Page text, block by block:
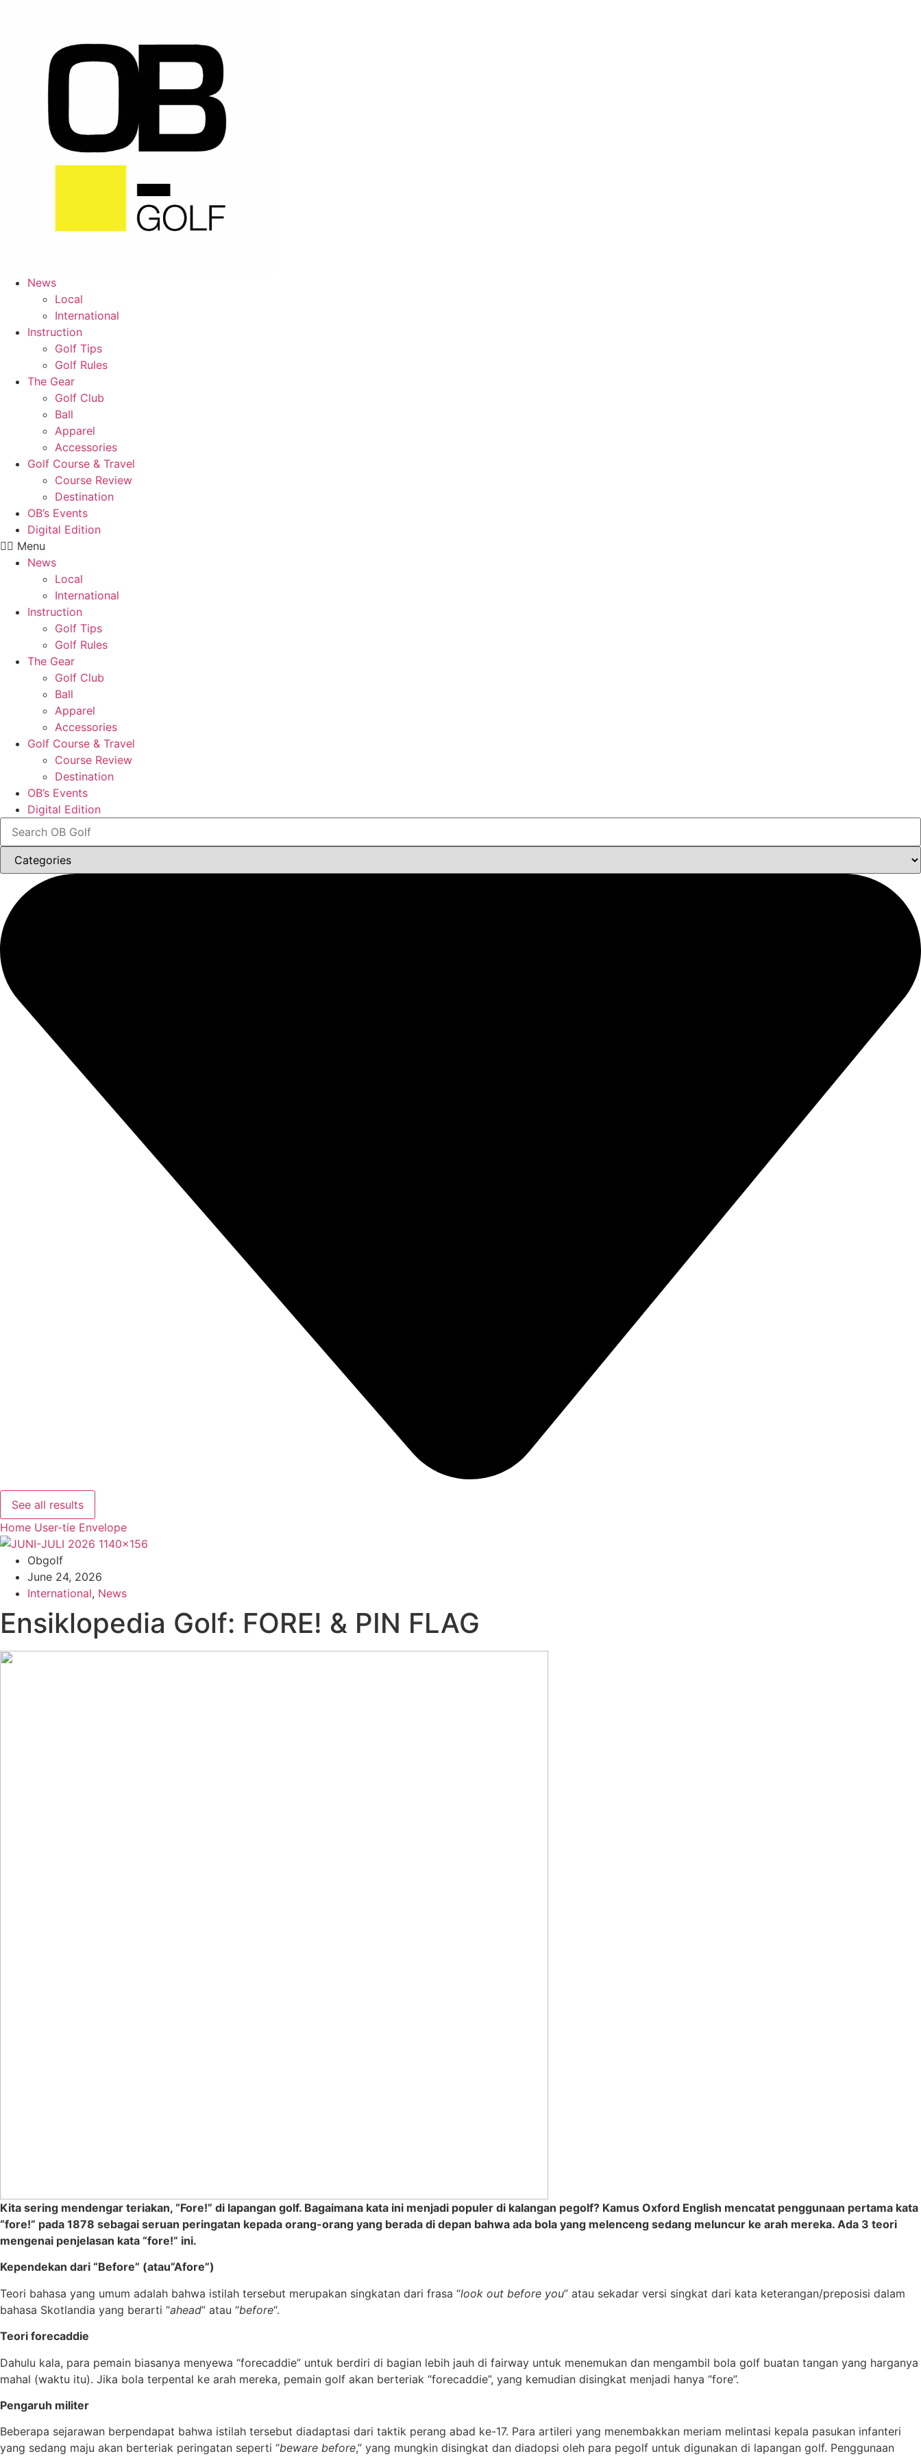
News
Local
International
Instruction
Golf Tips
Golf Rules
The Gear
Golf Club
Ball
Apparel
Accessories
Golf Course & Travel
Course Review
Destination
OB’s Events
Digital Edition
Menu
News
Local
International
Instruction
Golf Tips
Golf Rules
The Gear
Golf Club
Ball
Apparel
Accessories
Golf Course & Travel
Course Review
Destination
OB’s Events
Digital Edition
See all results
Home User-tie Envelope
Obgolf
June 24, 2026
International, News
Ensiklopedia Golf: FORE! & PIN FLAG
Kita sering mendengar teriakan, “Fore!” di lapangan golf. Bagaimana kata ini menjadi populer di kalangan pegolf? Kamus Oxford English mencatat penggunaan pertama kata
“fore!” pada 1878 sebagai seruan peringatan kepada orang-orang yang berada di depan bahwa ada bola yang melenceng sedang meluncur ke arah mereka. Ada 3 teori
mengenai penjelasan kata “fore!” ini.
Kependekan dari “Before” (atau”Afore”)
Teori bahasa yang umum adalah bahwa istilah tersebut merupakan singkatan dari frasa “look out before you” atau sekadar versi singkat dari kata keterangan/preposisi dalam
bahasa Skotlandia yang berarti “ahead” atau “before“.
Teori forecaddie
Dahulu kala, para pemain biasanya menyewa “forecaddie” untuk berdiri di bagian lebih jauh di fairway untuk menemukan dan mengambil bola golf buatan tangan yang harganya
mahal (waktu itu). Jika bola terpental ke arah mereka, pemain golf akan berteriak “forecaddie”, yang kemudian disingkat menjadi hanya “fore”.
Pengaruh militer
Beberapa sejarawan berpendapat bahwa istilah tersebut diadaptasi dari taktik perang abad ke-17. Para artileri yang menembakkan meriam melintasi kepala pasukan infanteri
yang sedang maju akan berteriak peringatan seperti “beware before,” yang mungkin disingkat dan diadopsi oleh para pegolf untuk digunakan di lapangan golf. Penggunaan